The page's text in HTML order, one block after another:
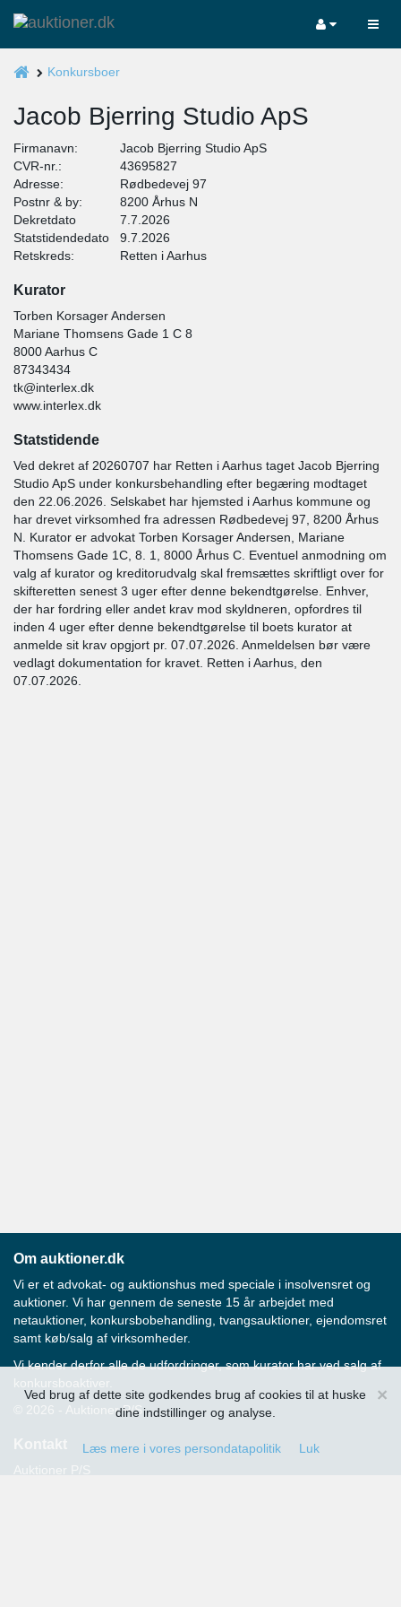
×
Ved brug af dette site godkendes brug af cookies til at huske
dine indstillinger og analyse.
Læs mere i vores persondatapolitik Luk
Konkursboer
Jacob Bjerring Studio ApS
Firmanavn:
Jacob Bjerring Studio ApS
CVR-nr.:
43695827
Adresse:
Rødbedevej 97
Postnr & by:
8200 Århus N
Dekretdato
7.7.2026
Statstidendedato
9.7.2026
Retskreds:
Retten i Aarhus
Kurator
Torben Korsager Andersen
Mariane Thomsens Gade 1 C 8
8000 Aarhus C
87343434
tk@interlex.dk
www.interlex.dk
Statstidende
Ved dekret af 20260707 har Retten i Aarhus taget Jacob Bjerring
Studio ApS under konkursbehandling efter begæring modtaget
den 22.06.2026. Selskabet har hjemsted i Aarhus kommune og
har drevet virksomhed fra adressen Rødbedevej 97, 8200 Århus
N. Kurator er advokat Torben Korsager Andersen, Mariane
Thomsens Gade 1C, 8. 1, 8000 Århus C. Eventuel anmodning om
valg af kurator og kreditorudvalg skal fremsættes skriftligt over for
skifteretten senest 3 uger efter denne bekendtgørelse. Enhver,
der har fordring eller andet krav mod skyldneren, opfordres til
inden 4 uger efter denne bekendtgørelse til boets kurator at
anmelde sit krav opgjort pr. 07.07.2026. Anmeldelsen bør være
vedlagt dokumentation for kravet. Retten i Aarhus, den
07.07.2026.
Om auktioner.dk
Vi er et advokat- og auktionshus med speciale i insolvensret og
auktioner. Vi har gennem de seneste 15 år arbejdet med
netauktioner, konkursbobehandling, tvangsauktioner, ejendomsret
samt køb/salg af virksomheder.
Vi kender derfor alle de udfordringer, som kurator har ved salg af
konkursboaktiver.
© 2026 - Auktioner P/S
Kontakt
Auktioner P/S